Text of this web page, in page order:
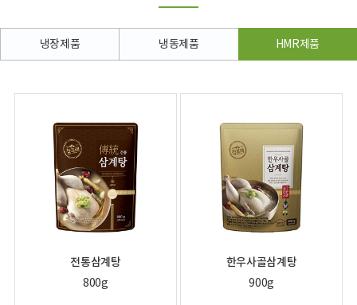
냉장제품 냉동제품 HMR제품
전통삼계탕
800g
한우사골삼계탕
900g